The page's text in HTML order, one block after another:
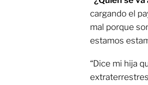
cargando el
mal porque
estamos
“Dice mi hija